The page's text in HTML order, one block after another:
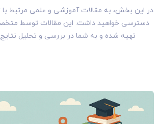
در این بخش، به مقالات آموزشی و علمی مرتبط
دسترسی خواهید داشت. این مقالات توسط
تهیه شده و به شما در بررسی و تحلیل